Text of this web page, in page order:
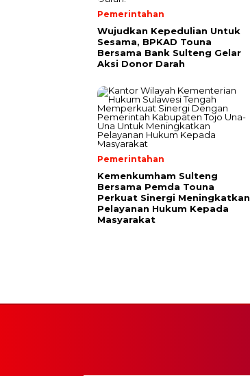
Pemerintahan
Wujudkan Kepedulian Untuk
Sesama, BPKAD Touna
Bersama Bank Sulteng Gelar
Aksi Donor Darah
Pemerintahan
Kemenkumham Sulteng
Bersama Pemda Touna
Perkuat Sinergi Meningkatkan
Pelayanan Hukum Kepada
Masyarakat